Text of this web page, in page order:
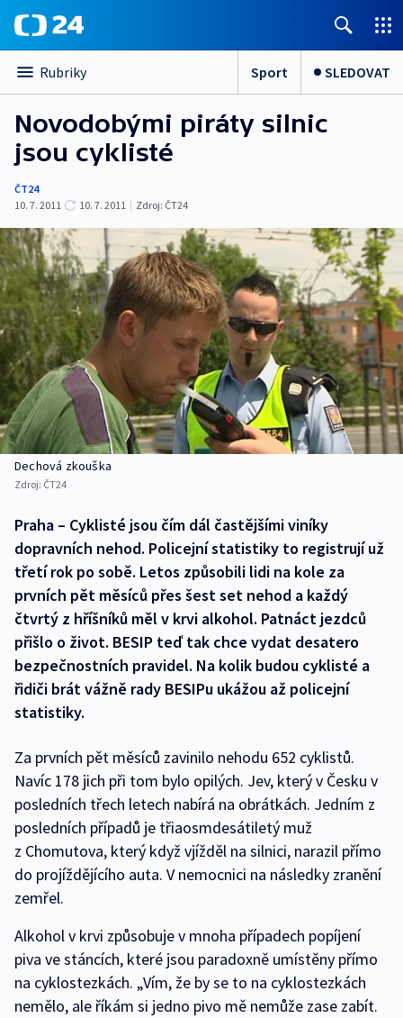
Rubriky Sport SLEDOVAT
Novodobými piráty silnic
jsou cyklisté
ČT24
10. 7. 2011
10. 7. 2011 | Zdroj: ČT24
Dechová zkouška
Zdroj: ČT24
Praha – Cyklisté jsou čím dál častějšími viníky
dopravních nehod. Policejní statistiky to registrují už
třetí rok po sobě. Letos způsobili lidi na kole za
prvních pět měsíců přes šest set nehod a každý
čtvrtý z hříšníků měl v krvi alkohol. Patnáct jezdců
přišlo o život. BESIP teď tak chce vydat desatero
bezpečnostních pravidel. Na kolik budou cyklisté a
řidiči brát vážně rady BESIPu ukážou až policejní
statistiky.
Za prvních pět měsíců zavinilo nehodu 652 cyklistů.
Navíc 178 jich při tom bylo opilých. Jev, který v Česku v
posledních třech letech nabírá na obrátkách. Jedním z
posledních případů je třiaosmdesátiletý muž
z Chomutova, který když vjížděl na silnici, narazil přímo
do projíždějícího auta. V nemocnici na následky zranění
zemřel.
Alkohol v krvi způsobuje v mnoha případech popíjení
piva ve stáncích, které jsou paradoxně umístěny přímo
na cyklostezkách. „Vím, že by se to na cyklostezkách
nemělo, ale říkám si jedno pivo mě nemůže zase zabít.